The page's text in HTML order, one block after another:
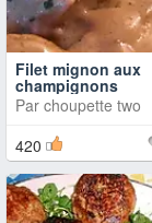
Filet mignon aux
champignons
Par choupette two
420